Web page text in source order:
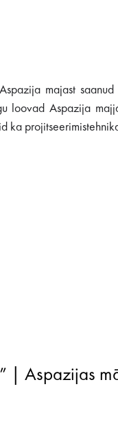
majast
loovad Aspazija
ka
| Aspazijas